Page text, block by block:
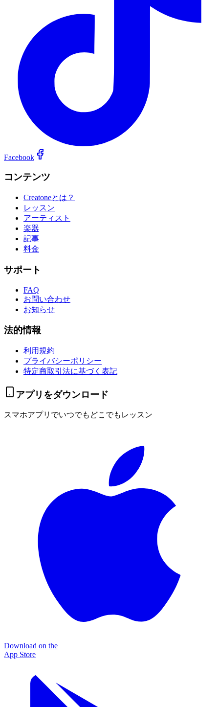
Facebook
コンテンツ
Creatoneとは？
レッスン
アーティスト
楽器
記事
料金
サポート
FAQ
お問い合わせ
お知らせ
法的情報
利用規約
プライバシーポリシー
特定商取引法に基づく表記
アプリをダウンロード
スマホアプリでいつでもどこでもレッスン
Download on the
App Store